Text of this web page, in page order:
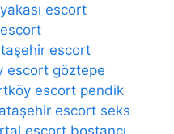
escort
escort
escort göztepe
escort pendik
ataşehir escort seks
escort bostancı